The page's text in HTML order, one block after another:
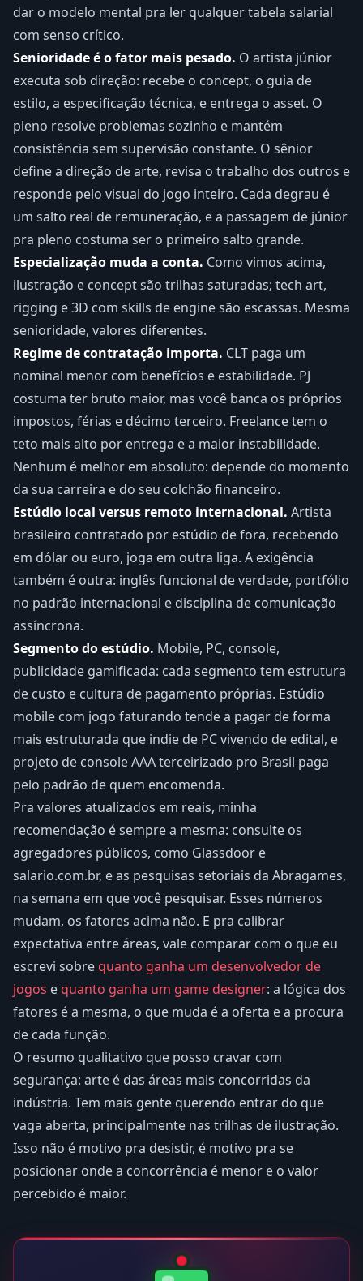
dar o modelo mental pra ler qualquer tabela salarial
com senso crítico.
Senioridade é o fator mais pesado. O artista júnior
executa sob direção: recebe o concept, o guia de
estilo, a especificação técnica, e entrega o asset. O
pleno resolve problemas sozinho e mantém
consistência sem supervisão constante. O sênior
define a direção de arte, revisa o trabalho dos outros e
responde pelo visual do jogo inteiro. Cada degrau é
um salto real de remuneração, e a passagem de júnior
pra pleno costuma ser o primeiro salto grande.
Especialização muda a conta. Como vimos acima,
ilustração e concept são trilhas saturadas; tech art,
rigging e 3D com skills de engine são escassas. Mesma
senioridade, valores diferentes.
Regime de contratação importa. CLT paga um
nominal menor com benefícios e estabilidade. PJ
costuma ter bruto maior, mas você banca os próprios
impostos, férias e décimo terceiro. Freelance tem o
teto mais alto por entrega e a maior instabilidade.
Nenhum é melhor em absoluto: depende do momento
da sua carreira e do seu colchão financeiro.
Estúdio local versus remoto internacional. Artista
brasileiro contratado por estúdio de fora, recebendo
em dólar ou euro, joga em outra liga. A exigência
também é outra: inglês funcional de verdade, portfólio
no padrão internacional e disciplina de comunicação
assíncrona.
Segmento do estúdio. Mobile, PC, console,
publicidade gamificada: cada segmento tem estrutura
de custo e cultura de pagamento próprias. Estúdio
mobile com jogo faturando tende a pagar de forma
mais estruturada que indie de PC vivendo de edital, e
projeto de console AAA terceirizado pro Brasil paga
pelo padrão de quem encomenda.
Pra valores atualizados em reais, minha
recomendação é sempre a mesma: consulte os
agregadores públicos, como Glassdoor e
salario.com.br, e as pesquisas setoriais da Abragames,
na semana em que você pesquisar. Esses números
mudam, os fatores acima não. E pra calibrar
expectativa entre áreas, vale comparar com o que eu
escrevi sobrequanto ganha um desenvolvedor de
jogos equanto ganha um game designer: a lógica dos
fatores é a mesma, o que muda é a oferta e a procura
de cada função.
O resumo qualitativo que posso cravar com
segurança: arte é das áreas mais concorridas da
indústria. Tem mais gente querendo entrar do que
vaga aberta, principalmente nas trilhas de ilustração.
Isso não é motivo pra desistir, é motivo pra se
posicionar onde a concorrência é menor e o valor
percebido é maior.